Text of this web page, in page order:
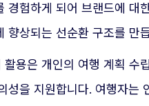
경험하게 되어 브랜드에 대
향상되는 선순환 구조를 만
활용은 개인의 여행 계획 수
성을 지원합니다. 여행자는